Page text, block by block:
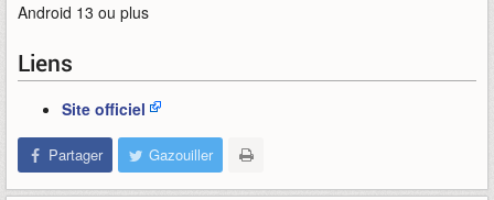
Android 13 ou plus
Liens
Site officiel
Partager Gazouiller